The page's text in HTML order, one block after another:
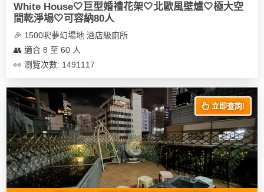
艇
出
租
White House🤍巨型婚禮花架🤍北歐風壁爐🤍極大空
間乾淨場🤍可容納80人
🎉 1500呎夢幻場地 酒店級廁所
👥 適合 8 至 60 人
👀 瀏覽次數: 1491117
立即查詢!